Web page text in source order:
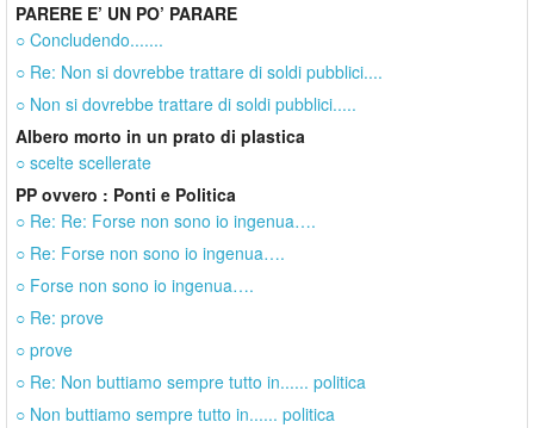
PARERE E’ UN PO’ PARARE
○ Concludendo.......
○ Re: Non si dovrebbe trattare di soldi pubblici....
○ Non si dovrebbe trattare di soldi pubblici.....
Albero morto in un prato di plastica
○ scelte scellerate
PP ovvero : Ponti e Politica
○ Re: Re: Forse non sono io ingenua….
○ Re: Forse non sono io ingenua….
○ Forse non sono io ingenua….
○ Re: prove
○ prove
○ Re: Non buttiamo sempre tutto in...... politica
○ Non buttiamo sempre tutto in...... politica